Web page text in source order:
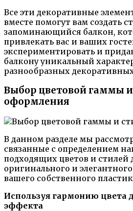
Все эти декоративные
вместе помогут вам создать
запоминающийся балкон,
привлекать вас и ваших
экспериментировать и
балкону уникальный
разнообразных
Выбор цветовой гаммы и
оформления
В данном разделе мы
связанные с определением
подходящих цветов и стилей
оригинального и
вашего собственного
Используя гармонию цвета
эффекта